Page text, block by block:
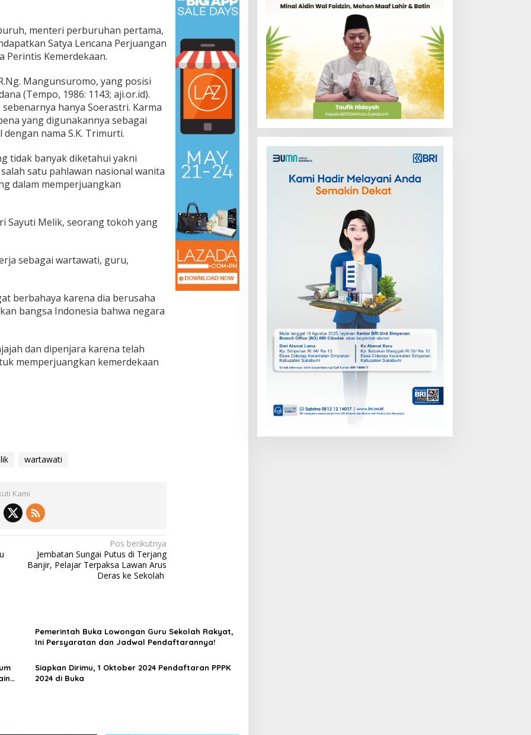
menteri perburuhan pertama,
Satya Lencana Perjuangan
Perintis Kemerdekaan.
Mangunsuromo, yang posisi
(Tempo, 1986: 1143; aji.or.id).
hanya Soerastri. Karma
yang digunakannya sebagai
nama S.K. Trimurti.
tidak banyak diketahui yakni
satu pahlawan nasional wanita
dalam memperjuangkan
Sayuti Melik, seorang tokoh yang
sebagai wartawati, guru,
berbahaya karena dia berusaha
bangsa Indonesia bahwa negara
dan dipenjara karena telah
memperjuangkan kemerdekaan
wartawati
Kami
Pos berikutnya
Jembatan Sungai Putus di Terjang
Banjir, Pelajar Terpaksa Lawan Arus
Deras ke Sekolah
Pemerintah Buka Lowongan Guru Sekolah Rakyat,
Ini Persyaratan dan Jadwal Pendaftarannya!
Siapkan Dirimu, 1 Oktober 2024 Pendaftaran PPPK
2024 di Buka